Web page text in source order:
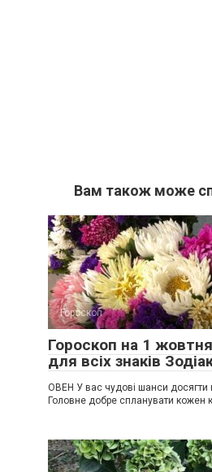
Вам також може
Гороскоп
Гороскоп на 1
для всіх знаків
ОВЕН У вас чудові шанси досягти
Головне добре спланувати кожен